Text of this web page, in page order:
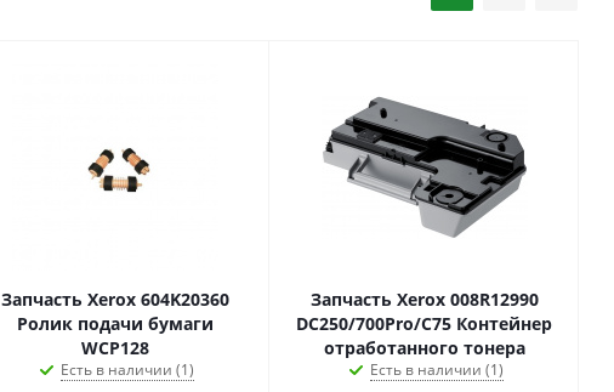
Запчасть Xerox 604K20360
Ролик подачи бумаги
WCP128
Есть в наличии (1)
Запчасть Xerox 008R12990
DC250/700Pro/C75 Контейнер
отработанного тонера
Есть в наличии (1)